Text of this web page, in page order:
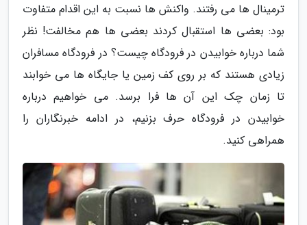
ترمینال ها می رفتند. واکنش ها نسبت به این اقدام متفاوت
بود: بعضی ها استقبال کردند بعضی ها هم مخالفت! نظر
شما درباره خوابیدن در فرودگاه چیست؟ در فرودگاه مسافران
زیادی هستند که بر روی کف زمین یا جایگاه ها می خوابند
تا زمان چک این آن ها فرا برسد. می خواهیم درباره
خوابیدن در فرودگاه حرف بزنیم، در ادامه خبرنگاران را
همراهی کنید.